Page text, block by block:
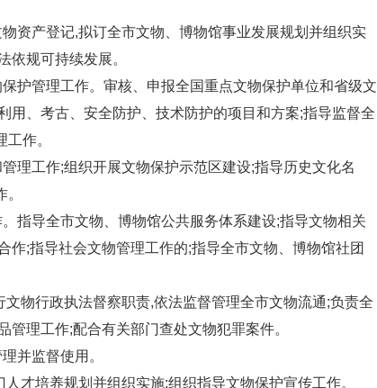
资产登记,拟订全市文物、博物馆事业发展规划并组织实
依规可持续发展。
护管理工作。审核、申报全国重点文物保护单位和省级文
用、考古、安全防护、技术防护的项目和方案;指导监督全
作。
理工作;组织开展文物保护示范区建设;指导历史文化名
指导全市文物、博物馆公共服务体系建设;指导文物相关
作;指导社会文物管理工作的;指导全市文物、博物馆社团
物行政执法督察职责,依法监督管理全市文物流通;负责全
管理工作;配合有关部门查处文物犯罪案件。
并监督使用。
才培养规划并组织实施;组织指导文物保护宣传工作。